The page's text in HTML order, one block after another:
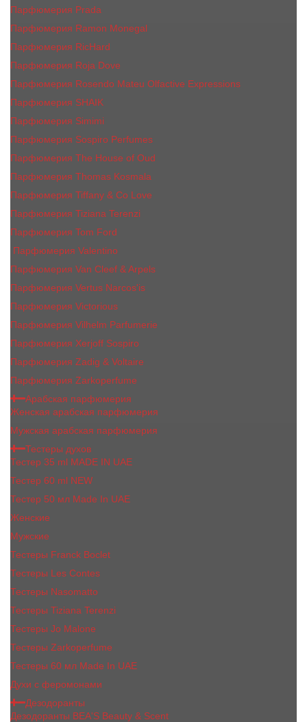
Парфюмерия Prada
Парфюмерия Ramon Monegal
Парфюмерия RicHard
Парфюмерия Roja Dove
Парфюмерия Rosendo Mateu Olfactive Expressions
Парфюмерия SHAIK
Парфюмерия Simimi
Парфюмерия Sospiro Perfumes
Парфюмерия The House of Oud
Парфюмерия Thomas Kosmala
Парфюмерия Tiffany & Co Love
Парфюмерия Tiziana Terenzi
Парфюмерия Tom Ford
Парфюмерия Valentino
Парфюмерия Van Cleef & Arpels
Парфюмерия Vertus Narcos'is
Парфюмерия Victorious
Парфюмерия Vilhelm Parfumerie
Парфюмерия Xerjoff Sospiro
Парфюмерия Zadig & Voltaire
Парфюмерия Zarkoperfume
Арабская парфюмерия
Женская арабская парфюмерия
Мужская арабская парфюмерия
Тестеры духов
Тестер 35 ml MADE IN UAE
Тестер 60 ml NEW
Тестер 50 мл Made In UAE
Женские
Мужские
Тестеры Franck Boclet
Тестеры Les Contes
Тестеры Nasomatto
Тестеры Tiziana Terenzi
Тестеры Jо Malоnе
Тестеры Zarkoperfume
Тестеры 60 мл Made In UAE
Духи с феромонами
Дезодоранты
Дезодоранты BEA'S Beauty & Scent